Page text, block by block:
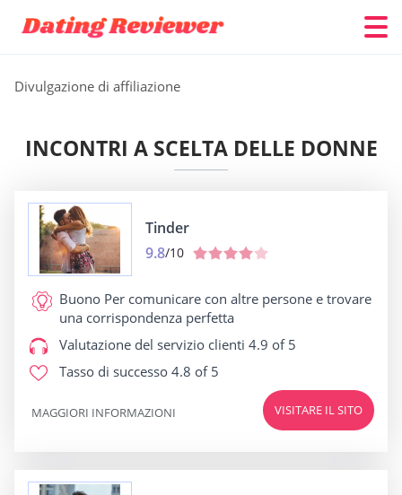
Divulgazione di affiliazione
INCONTRI A SCELTA DELLE DONNE
Tinder
9.8/10
Buono Per comunicare con altre persone e trovare
una corrispondenza perfetta
Valutazione del servizio clienti 4.9 of 5
Tasso di successo 4.8 of 5
VISITARE IL SITO
MAGGIORI INFORMAZIONI